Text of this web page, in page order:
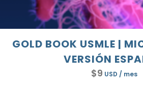
GOLD BOOK USMLE |
VERSIÓN
$9 USD / mes